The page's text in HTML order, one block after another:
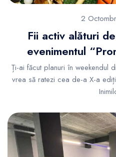
2
Fii activ alături
evenimentul
Ți-ai făcut planuri în weekendul
vrea să ratezi cea de-a X-a